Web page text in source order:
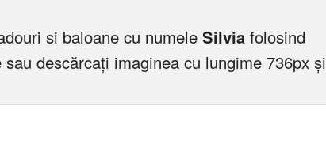
si baloane cu numele Silvia folosind
descărcați imaginea cu lungime 736px și